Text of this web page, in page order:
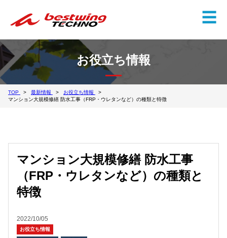
☰
✕
お役立ち情報
TOP 最新情報
お役立ち情報
マンション大規模修繕 防水工事（FRP・ウレタンなど）の種類と特徴
マンション大規模修繕 防水工事
（FRP・ウレタンなど）の種類と
特徴
2022/10/05
お役立ち情報